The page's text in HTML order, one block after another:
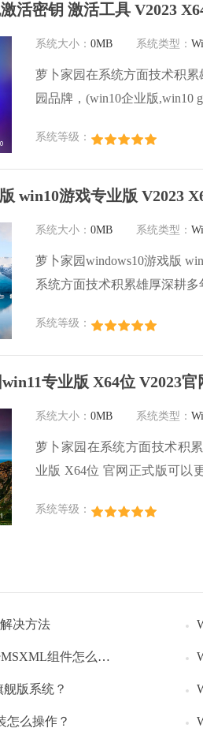
活密钥 激活工具 V2023
系统大小： 0MB 系统类型：
萝卜家园在系统方面技术积
园品牌，(win10企业版,win10
激活工具 ghost镜像 X64位
用户群体，萝卜家园win10纯
心，是由萝卜家园win10团队
系统等级：
win10游戏专业版 V2023
系统大小： 0MB 系统类型：
萝卜家园windows10游戏版
系统方面技术积累雄厚深耕
系统口碑得到许多人认可，
款稳定流畅的系统,一直以来
卜家园win10国内镜像版，基
系统等级：
专业版 X64位 V2023官
系统大小： 0MB 系统类型：
萝卜家园在系统方面技术积
业版 X64位 官网正式版可以
的加速，使得软件在
略，WINDOWS11系统在家
系统等级：
决方法
组件怎么办？
版系统？
怎么操作？